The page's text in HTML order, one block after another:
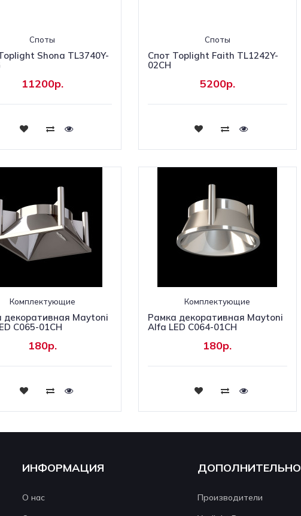
Споты
Shona TL3740Y-
11200р.
Купить
Споты
Спот Toplight Faith TL1242Y-
02CH
5200р.
Купить
Комплектующие
декоративная Maytoni
C065-01CH
180р.
Купить
Комплектующие
Рамка декоративная Maytoni
Alfa LED C064-01CH
180р.
Купить
ИНФОРМАЦИЯ
О нас
ДОПОЛНИТЕЛЬНО
Производители